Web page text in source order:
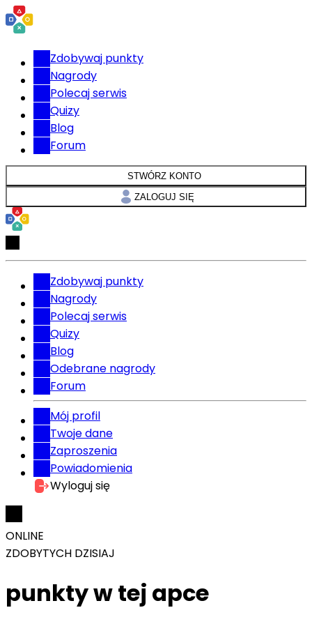
Zdobywaj punkty
Nagrody
Polecaj serwis
Quizy
Blog
Forum
STWÓRZ KONTO
ZALOGUJ SIĘ
Zdobywaj punkty
Nagrody
Polecaj serwis
Quizy
Blog
Odebrane nagrody
Forum
Mój profil
Twoje dane
Zaproszenia
Powiadomienia
Wyloguj się
ONLINE
ZDOBYTYCH DZISIAJ
punkty w tej apce